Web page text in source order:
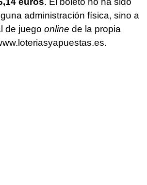
administración física, sino a
de juego online de la propia